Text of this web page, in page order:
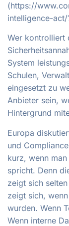
(https://
intelligence-act/
Wer kontrolliert
System
Schulen,
eingesetzt zu
Anbieter sein,
Hintergrund
Europa
und
kurz, wenn
spricht. Denn
zeigt sich
zeigt sich,
wurden. Wenn
Wenn interne